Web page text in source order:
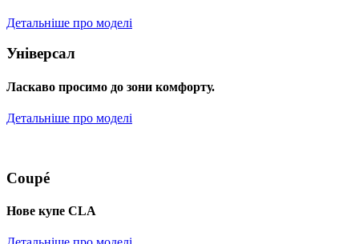
Детальніше про моделі
Універсал
Ласкаво просимо до зони комфорту.
Детальніше про моделі
Coupé
Нове купе CLA